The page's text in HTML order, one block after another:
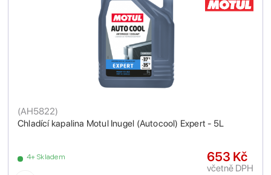
Chladící kapalina Motul Inugel (Autocool) Expert - 5L
(AH5822)
4+ Skladem 653 Kč
včetně DPH